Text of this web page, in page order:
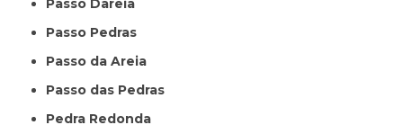
Passo Dareia
Passo Pedras
Passo da Areia
Passo das Pedras
Pedra Redonda